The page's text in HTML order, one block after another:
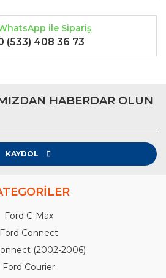
ile Sipariş
(533) 408 36 73
HABERDAR OLUN
KAYDOL
Ford C-Max
Ford Connect
(2002-2006)
Ford Courier